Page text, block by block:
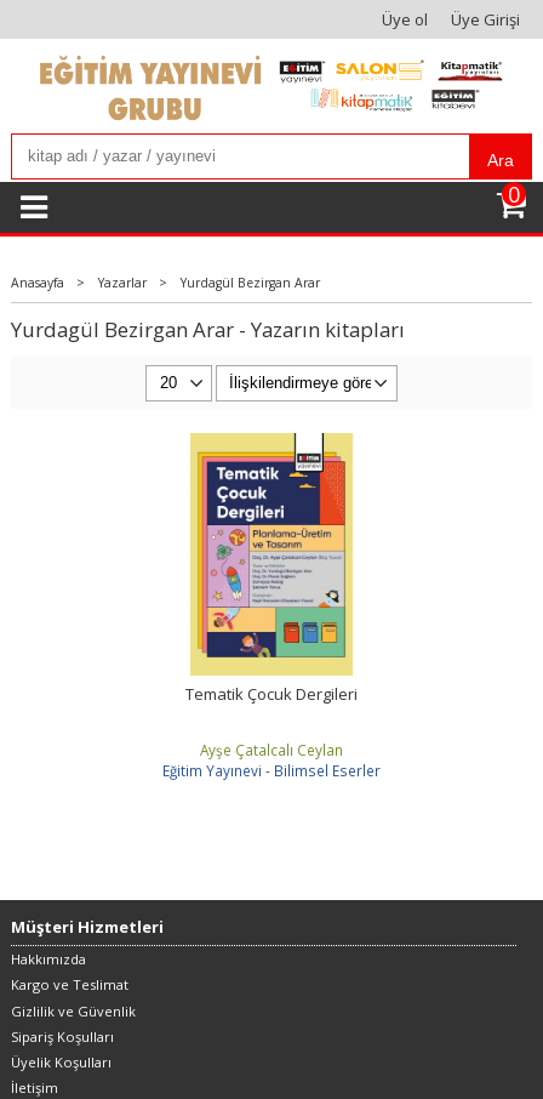
Üye ol Üye Girişi
Ara
0
Anasayfa > Yazarlar > Yurdagül Bezirgan Arar
Yurdagül Bezirgan Arar - Yazarın kitapları
Tematik Çocuk Dergileri
Ayşe Çatalcalı Ceylan
Eğitim Yayınevi - Bilimsel Eserler
Müşteri Hizmetleri
Hakkımızda
Kargo ve Teslimat
Gizlilik ve Güvenlik
Sipariş Koşulları
Üyelik Koşulları
İletişim